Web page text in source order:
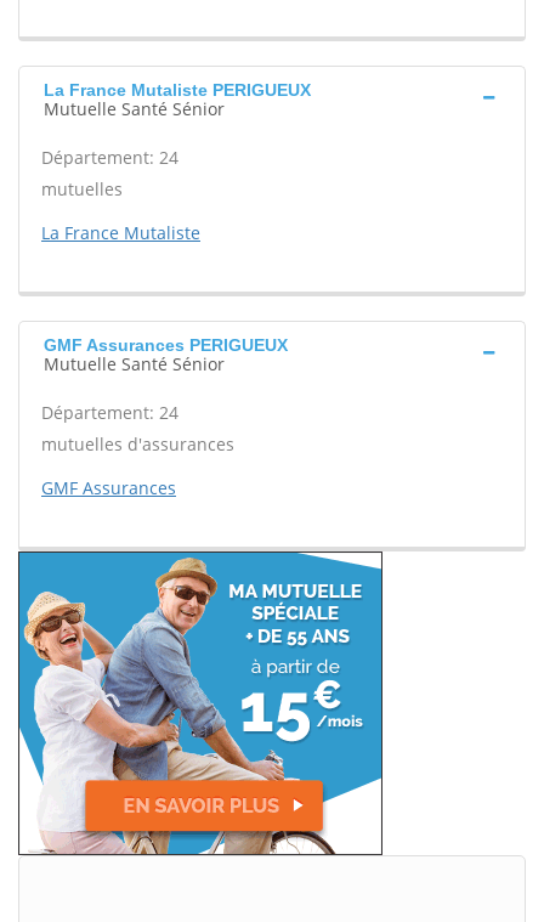
La France Mutaliste PERIGUEUX
Mutuelle Santé Sénior
Département: 24
mutuelles
La France Mutaliste
GMF Assurances PERIGUEUX
Mutuelle Santé Sénior
Département: 24
mutuelles d'assurances
GMF Assurances